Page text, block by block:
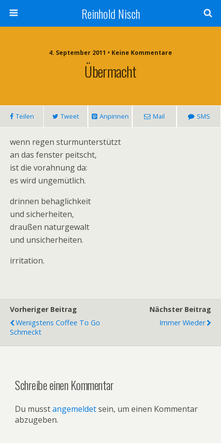
Reinhold Nisch
4. September 2011 • Keine Kommentare
Übermacht
Teilen Tweet Anpinnen Mail SMS
wenn regen sturmunterstützt
an das fenster peitscht,
ist die vorahnung da:
es wird ungemütlich.
drinnen behaglichkeit
und sicherheiten,
draußen naturgewalt
und unsicherheiten.
irritation.
Vorheriger Beitrag
Wenigstens Coffee To Go
Schmeckt
Nächster Beitrag
Immer Wieder
Schreibe einen Kommentar
Du musstangemeldetsein, um einen Kommentar
abzugeben.